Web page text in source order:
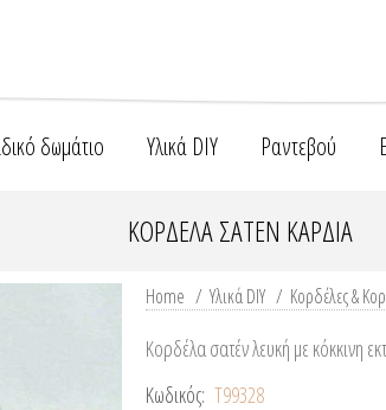
δωμάτιο Υλικά DIY Ραντεβού
ΚΟΡΔΕΛΑ ΣΑΤΕΝ ΚΑΡΔΙΑ
Home / Υλικά DIY / Κορδέλες &
Κορδέλα σατέν λευκή με κόκκινη
Κωδικός: T99328